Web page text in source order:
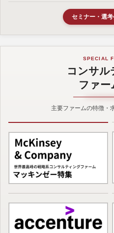
セミナー・選
SPECIAL
コンサル
ファー
主要ファームの特徴・